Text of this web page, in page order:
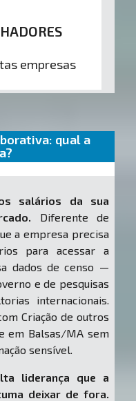
empresas
qual a
salários da sua
Diferente de
a empresa precisa
para acessar a
dados de censo —
e de pesquisas
internacionais.
Criação de outros
em Balsas/MA sem
sensível.
liderança que a
deixar de fora.